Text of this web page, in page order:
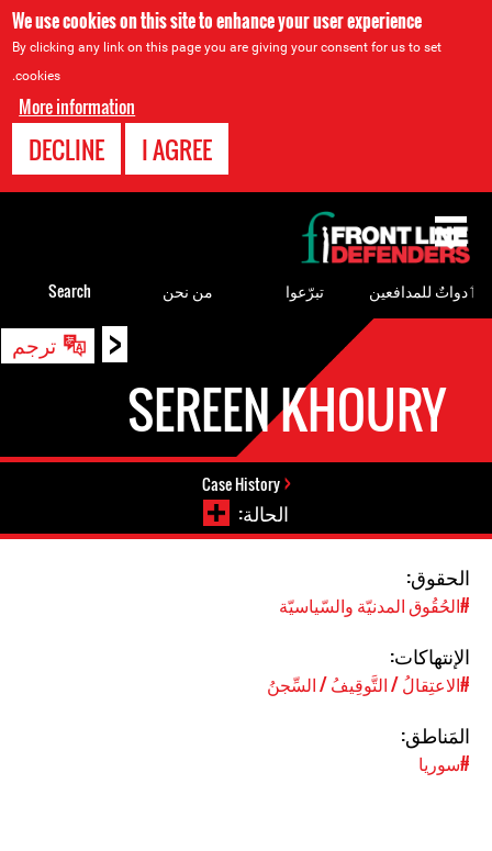
We use cookies on this site to enhance your user experience
By clicking any link on this page you are giving your consent for us to set
cookies.
More information
I AGREE
DECLINE
< ترجم
SEREEN KHOURY
Case History
الحالة:
الحقوق:
#الحُقُوق المدنيّة والسّياسيّة
الإنتهاكات:
#الاعتِقالُ / التَّوقِيفُ / السِّجنُ
المَناطق:
#سوريا
to
top
ٲدواتٌ للمدافعين تبرّعوا من نحن Search